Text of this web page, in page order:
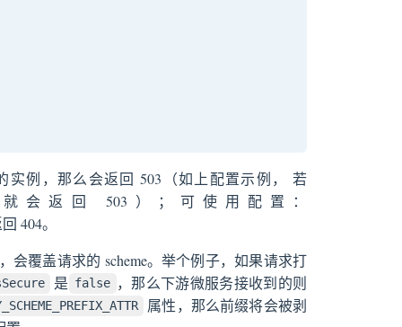
实例，那么会返回 503（如上配置示例， 若
会返回 503）；可使用配置：
404。
会覆盖请求的 scheme。举个例子，如果请求打
是 false ，那么下游微服务接收到的则
属性，那么前缀将会被剥